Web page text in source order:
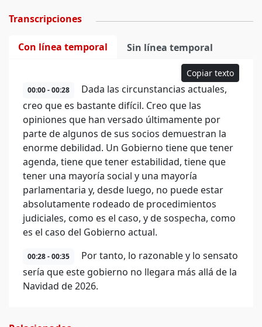
Transcripciones
Con línea temporal Sin línea temporal
Copiar texto
00:00 - 00:28
Dada las circunstancias actuales,
creo que es bastante difícil. Creo que las
opiniones que han versado últimamente por
parte de algunos de sus socios demuestran la
enorme debilidad. Un Gobierno tiene que tener
agenda, tiene que tener estabilidad, tiene que
tener una mayoría social y una mayoría
parlamentaria y, desde luego, no puede estar
absolutamente rodeado de procedimientos
judiciales, como es el caso, y de sospecha, como
es el caso del Gobierno actual.
00:28 - 00:35
Por tanto, lo razonable y lo sensato
sería que este gobierno no llegara más allá de la
Navidad de 2026.